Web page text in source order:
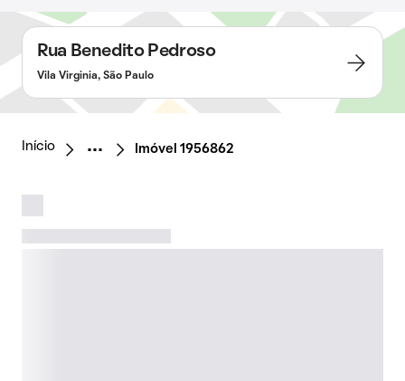
Rua Benedito Pedroso
Vila Virginia, São Paulo
Início Imóvel 1956862